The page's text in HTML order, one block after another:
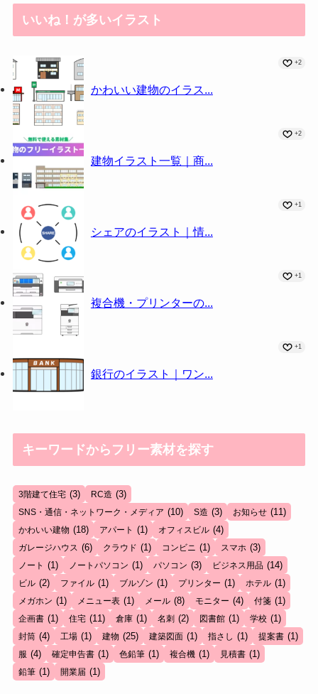
いいね！が多いイラスト
かわいい建物のイラス...
+2
建物イラスト一覧｜商...
+2
シェアのイラスト｜情...
+1
複合機・プリンターの...
+1
銀行のイラスト｜ワン...
+1
キーワードからフリー素材を探す
3階建て住宅 (3) RC造 (3)
SNS・通信・ネットワーク・メディア (10) S造 (3) お知らせ (11)
かわいい建物 (18) アパート (1) オフィスビル (4)
ガレージハウス (6) クラウド (1) コンビニ (1) スマホ (3)
ノート (1) ノートパソコン (1) パソコン (3) ビジネス用品 (14)
ビル (2) ファイル (1) ブルゾン (1) プリンター (1) ホテル (1)
メガホン (1) メニュー表 (1) メール (8) モニター (4) 付箋 (1)
企画書 (1) 住宅 (11) 倉庫 (1) 名刺 (2) 図書館 (1) 学校 (1)
封筒 (4) 工場 (1) 建物 (25) 建築図面 (1) 指さし (1) 提案書 (1)
服 (4) 確定申告書 (1) 色鉛筆 (1) 複合機 (1) 見積書 (1)
鉛筆 (1) 開業届 (1)